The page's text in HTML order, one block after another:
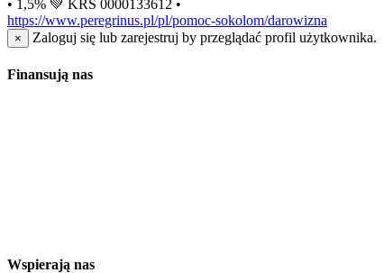
• 1,5% 💚 KRS 0000133612 •
https://www.peregrinus.pl/pl/pomoc-sokolom/darowizna
× Zaloguj się lub zarejestruj by przeglądać profil użytkownika.
Finansują nas
Wspierają nas